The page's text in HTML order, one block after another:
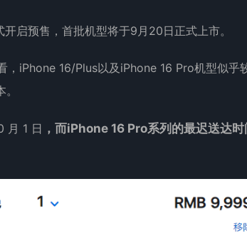
启预售，首批机型将于9月20日正式上市。
，iPhone 16/Plus以及iPhone 16 Pro机型似乎
月 1 日 ，而iPhone 16 Pro系列的最迟送达时